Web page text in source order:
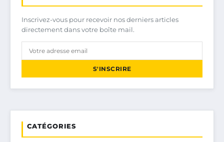
Inscrivez-vous pour recevoir nos derniers articles
directement dans votre boîte mail.
S'INSCRIRE
CATÉGORIES